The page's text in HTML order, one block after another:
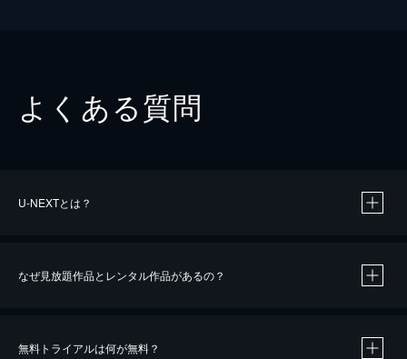
よくある質問
U-NEXTとは？
なぜ見放題作品とレンタル作品があるの？
無料トライアルは何が無料？